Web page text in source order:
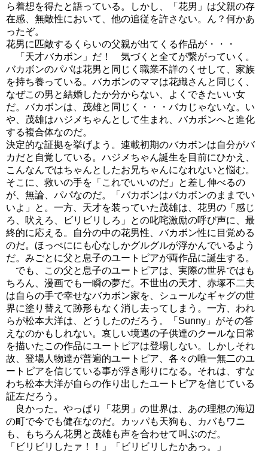
ら着想を得たと語っている。しかし、「花男」は父親の存
在感、無敵性において、他の追従を許さない。ん？何かあ
ったぞ。
花男に匹敵するくらいの父親が出てくる作品が・・・
「天才バカボン」だ！ 気づくと全てが繋がっていく。
バカボンのパパは花男と同じく職業不詳のくせして、家族
を持ち養っている。バカボンのママは花織さんと同じく、
なぜこの男と結婚したか分からない、よくできたいい女
だ。バカボンは、茂雄と同じく・・・バカじゃないな。い
や、茂雄はハジメちゃんとして生まれ、バカボンへと進化
する複合体なのだ。
決定的な証拠を挙げよう。連載初期のバカボンは自分がバ
カだと自覚している。ハジメちゃん誕生を目前にひかえ、
こんなんではちゃんとしたお兄ちゃんになれないと悩む。
そこに、救いの手を「これでいいのだ」と差し伸べるの
が、無論、パパなのだ。「バカボンはバカボンのままでい
いよ」と。一方、天才を装っていた茂雄は、花男の「感じ
ろ、吠えろ、ビリビリしろ」との叱咤激励の呼び声に、最
終的に応える。自分の中の花男性、バカボン性に目覚める
のだ。ほっぺににも心なしかグルグルが浮かんでいるよう
だ。みごとに父と息子のユートピアが両作品に誕生する。
でも、この父と息子のユートピアは、実際の世界ではも
ちろん、漫画でも一瞬の夢だ。不世出の天才、赤塚不二夫
は自らの手で幸せなバカボン家を、シュールなギャグの世
界に塗り替えて跡形もなく消し去ってしまう。一方、われ
らが松本大洋は、どうしたのだろう。「Sunny」がその答
えなのかもしれない。哀しい境遇の子供達のクールな日常
を描いたこの作品にユートピアは登場しない。しかしそれ
故、登場人物達が普遍的ユートピア、各々の唯一無二のユ
ートピアを信じている事が浮き彫りになる。それは、すな
わち松本大洋が自らの作り出したユートピアを信じている
証左だろう。
良かった。やっぱり「花男」の世界は、あの理想の海辺
の町で今でも健在なのだ。カッパも天狗も、カバもワニ
も、もちろん花男と茂雄も声を合わせて叫ぶのだ。
「ビリビリしたァ！！」「ビリビリしたかあっ。」